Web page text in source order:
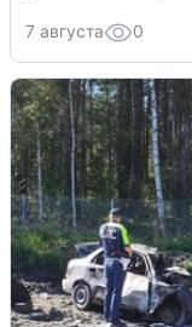
7 августа 0